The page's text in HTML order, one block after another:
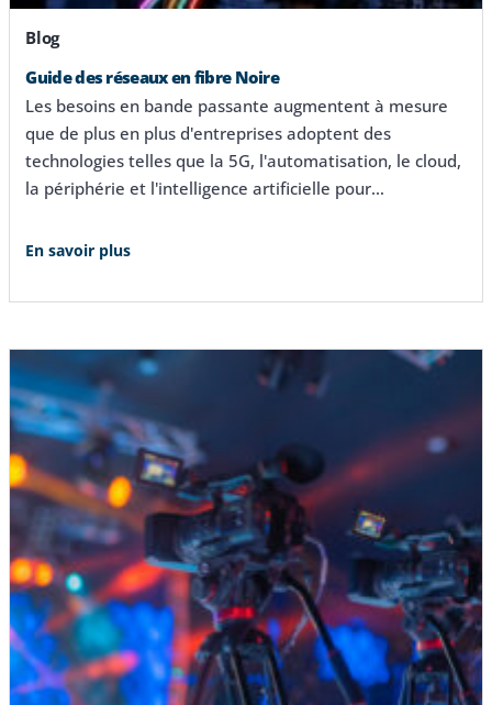
Blog
Guide des réseaux en fibre Noire
Les besoins en bande passante augmentent à mesure
que de plus en plus d'entreprises adoptent des
technologies telles que la 5G, l'automatisation, le cloud,
la périphérie et l'intelligence artificielle pour…
En savoir plus